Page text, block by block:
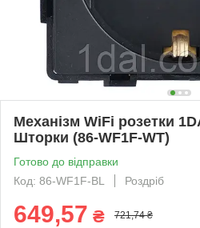
Механізм WiFi розетки
Шторки (86-WF1F-WT)
Готово до відправки
Код: 86-WF1F-BL
Роздріб
649,57 ₴ 721,74 ₴